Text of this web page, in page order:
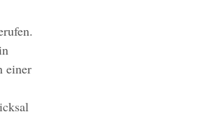
einer